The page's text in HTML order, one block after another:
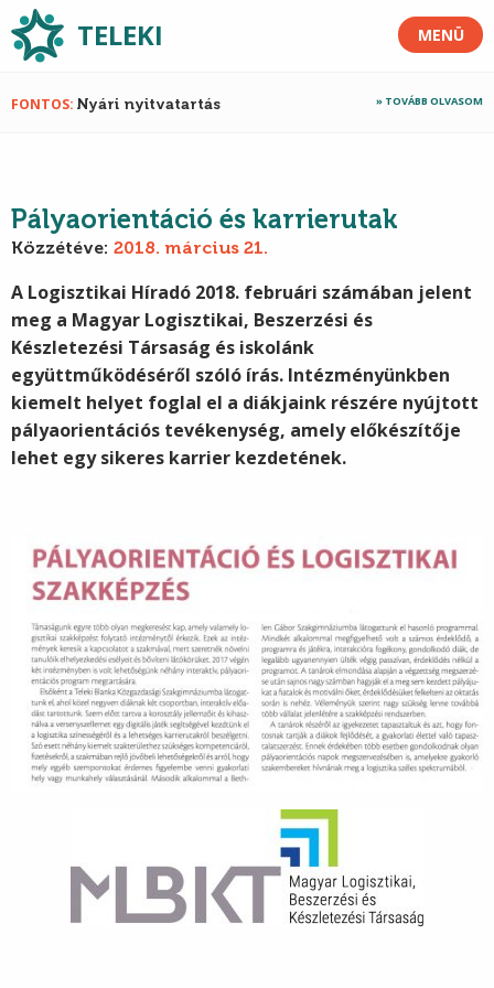
TELEKI MENÜ
FONTOS Nyári nyitvatartás TOVÁBB OLVASOM
Pályaorientáció és karrierutak
Közzétéve: 2018. március 21.
A Logisztikai Híradó 2018. februári számában jelent
meg a Magyar Logisztikai, Beszerzési és
Készletezési Társaság és iskolánk
együttműködéséről szóló írás. Intézményünkben
kiemelt helyet foglal el a diákjaink részére nyújtott
pályaorientációs tevékenység, amely előkészítője
lehet egy sikeres karrier kezdetének.